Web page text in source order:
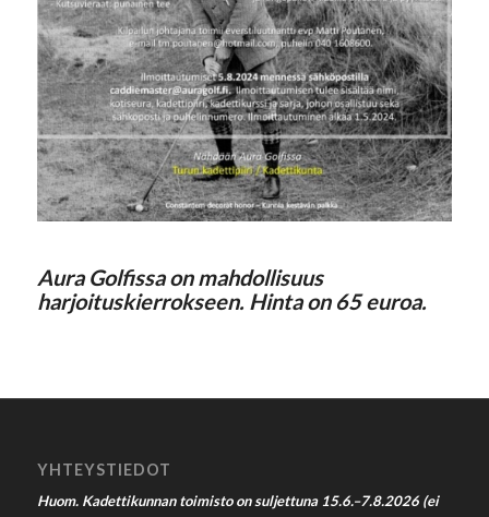
Aura Golfissa on mahdollisuus
harjoituskierrokseen. Hinta on 65 euroa.
YHTEYSTIEDOT
Huom. Kadettikunnan toimisto on suljettuna 15.6.–7.8.2026 (ei